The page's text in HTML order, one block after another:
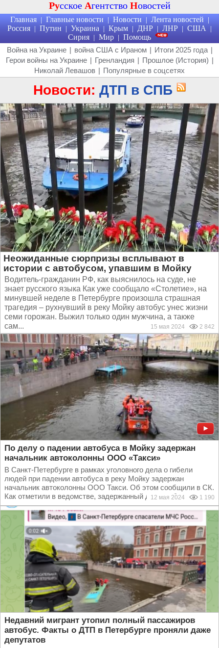
Русское Агентство Новостей
Главная | Главные новости | Новости | Лента новостей |
Россия | Путин | Украина | Крым | ДНР | ЛНР | США |
Сирия | Мир | Помощь
Война на Украине | война США с Ираном | Итоги 2025 года |
Герои войны на Украине | Гренландия | Прошлое (История) |
Николай Левашов | Популярные в соцсетях
Новости: ДТП в СПБ
Неожиданные сюрпризы всплывают в
истории с автобусом, упавшим в Мойку
Водитель-гражданин РФ, как выяснилось на суде, не
знает русского языка Как уже сообщало «Столетие», на
минувшей неделе в Петербурге произошла страшная
трагедия – рухнувший в реку Мойку автобус унес жизни
семи горожан. Выжил только один мужчина, а также
сам...
15 мая 2024 2 842
По делу о падении автобуса в Мойку задержан
начальник автоколонны ООО «Такси»
В Санкт-Петербурге в рамках уголовного дела о гибели
людей при падении автобуса в реку Мойку задержан
начальник автоколонны ООО Такси. Об этом сообщили в СК.
Как отметили в ведомстве, задержанный должен был...
12 мая 2024 1 190
Недавний мигрант утопил полный пассажиров
автобус. Факты о ДТП в Петербурге проняли даже
депутатов